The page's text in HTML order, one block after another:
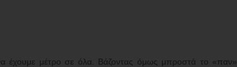
να έχουμε μέτρο σε όλα. Βάζοντας όμως μπροστά το «παν»